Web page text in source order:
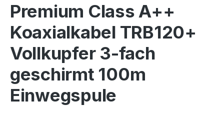
Premium Class A++
Koaxialkabel TRB120+
Vollkupfer 3-fach
geschirmt 100m
Einwegspule